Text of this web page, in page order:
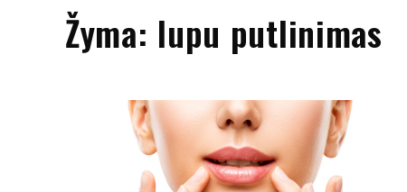
Žyma: lupu putlinimas